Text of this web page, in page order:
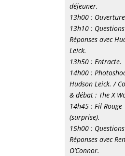
déjeuner.
13h00 :
13h10 :
Réponses avec
Leick.
13h50 : Entracte.
14h00 :
Hudson Leick. /
& débat : The X
14h45 : Fil Rouge
(surprise).
15h00 :
Réponses avec
O’Connor.